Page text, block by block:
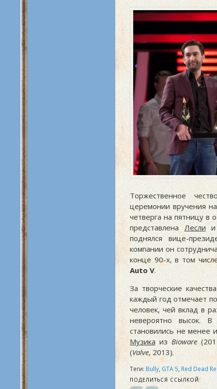
Торжественное
церемонии вручения
четверга на пятницу в
представленаЛесли
поднялся вице-
компании он
конце 90-х, в том
Auto V.
За творческие
каждый год отмечает
человек, чей вклад в
невероятно высок.
становились не менее
Музика изBioware
(Valve, 2013).
Теги:Bully, GTA 5, Red Dead
ПОДЕЛИТЬСЯ ССЫЛКОЙ: